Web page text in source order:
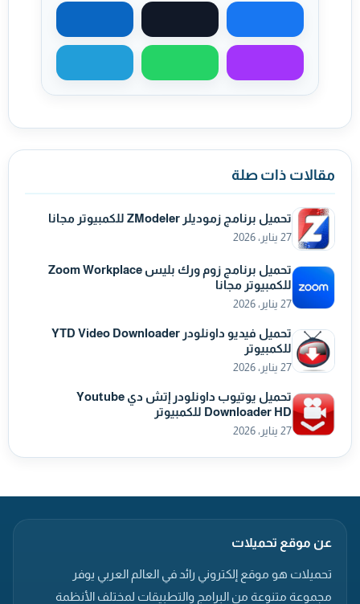
مشاركة على فيسبوكمشاركة على X مشاركة على
مشاركة عبر ماسنجرمشاركة عبر واتسابمشاركة عبر
مقالات ذات صلة
تحميل برنامج زموديلر ZModeler للكمبيوتر مجانا
27 يناير، 2026
تحميل برنامج زوم ورك بليس Zoom Workplace
للكمبيوتر مجانا
27 يناير، 2026
تحميل فيديو داونلودر YTD Video Downloader
للكمبيوتر
27 يناير، 2026
تحميل يوتيوب داونلودر إتش دي Youtube
Downloader HD للكمبيوتر
27 يناير، 2026
عن موقع تحميلات
تحميلات هو موقع إلكتروني رائد في العالم العربي يوفر
مجموعة متنوعة من البرامج والتطبيقات لمختلف الأنظمة